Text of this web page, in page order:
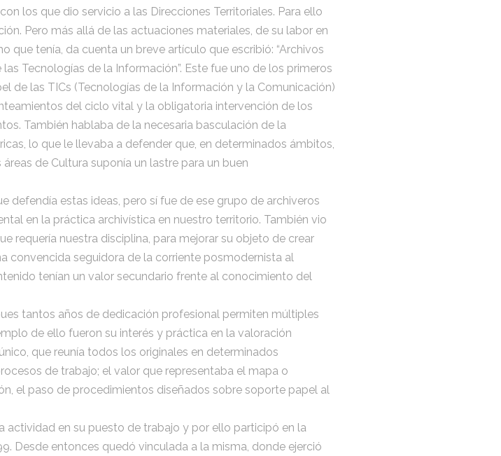
los que dio servicio a las Direcciones Territoriales. Para ello
Pero más allá de las actuaciones materiales, de su labor en
tenía, da cuenta un breve artículo que escribió: “Archivos
Tecnologías de la Información”. Este fue uno de los primeros
de las TICs (Tecnologías de la Información y la Comunicación)
del ciclo vital y la obligatoria intervención de los
También hablaba de la necesaria basculación de la
lo que le llevaba a defender que, en determinados ámbitos,
de Cultura suponía un lastre para un buen
defendía estas ideas, pero sí fue de ese grupo de archiveros
en la práctica archivística en nuestro territorio. También vio
requería nuestra disciplina, para mejorar su objeto de crear
convencida seguidora de la corriente posmodernista al
tenían un valor secundario frente al conocimiento del
tantos años de dedicación profesional permiten múltiples
de ello fueron su interés y práctica en la valoración
que reunía todos los originales en determinados
de trabajo; el valor que representaba el mapa o
el paso de procedimientos diseñados sobre soporte papel al
en su puesto de trabajo y por ello participó en la
Desde entonces quedó vinculada a la misma, donde ejerció